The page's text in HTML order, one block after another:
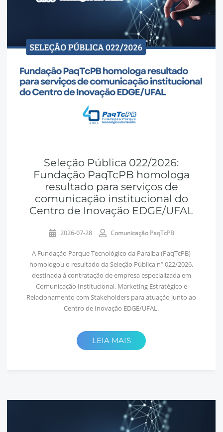
Seleção Pública 022/2026:
Fundação PaqTcPB homologa
resultado para serviços de
comunicação institucional do
Centro de Inovação EDGE/UFAL
2026-07-28 Comunicação PaqTcPB
A Fundação Parque Tecnológico da Paraíba (PaqTcPB)
homologou o resultado da Seleção Pública nº 022/2026,
destinada à contratação de empresa especializada em
Comunicação Institucional, Marketing Estratégico e
Relacionamento com Stakeholders para atuação junto ao
Centro de Inovação EDGE/UFAL.
LEIA MAIS